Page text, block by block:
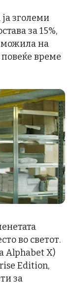
зголеми
за 15%,
на
време
во светот.
Alphabet X)
Edition,
за